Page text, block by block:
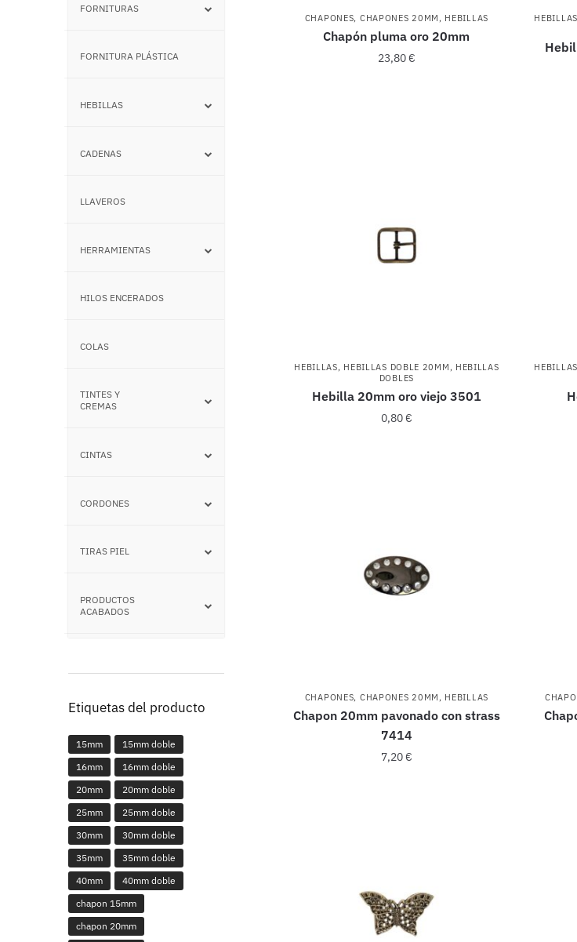
CHAPONES, CHAPONES 20MM , HEBILLAS
Chapón pluma oro 20mm
23,80€
HEBILLAS
HEBILLAS, HEBILLAS DOBLE 20MM , HEBILLAS
DOBLES
Hebilla 20mm oro viejo 3501
0,80€
HEBILLAS
CHAPONES, CHAPONES 20MM , HEBILLAS
Chapon 20mm pavonado con strass
7414
7,20€
FORNITURAS
–
FORNITURA PLÁSTICA
–
HEBILLAS
–
CADENAS
–
LLAVEROS
–
HERRAMIENTAS
–
HILOS ENCERADOS
–
COLAS
–
TINTES Y
CREMAS
–
CINTAS
–
CORDONES
–
TIRAS PIEL
–
PRODUCTOS
ACABADOS
–
Etiquetas del producto
15mm
15mm doble
16mm
16mm doble
20mm
20mm doble
25mm
25mm doble
30mm
30mm doble
35mm
35mm doble
40mm
40mm doble
chapon 15mm
chapon 20mm